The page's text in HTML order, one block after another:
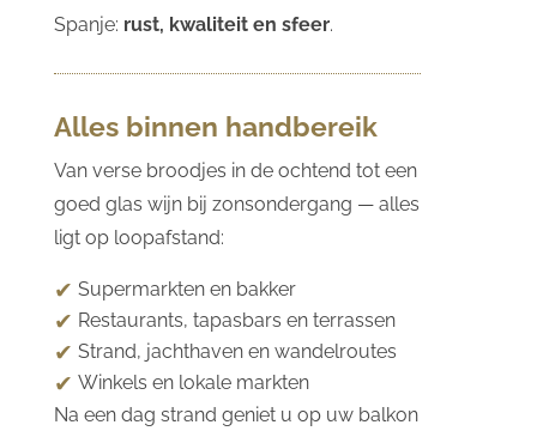
Spanje: rust, kwaliteit en sfeer.
Alles binnen handbereik
Van verse broodjes in de ochtend tot een
goed glas wijn bij zonsondergang — alles
ligt op loopafstand:
Supermarkten en bakker
Restaurants, tapasbars en terrassen
Strand, jachthaven en wandelroutes
Winkels en lokale markten
Na een dag strand geniet u op uw balkon